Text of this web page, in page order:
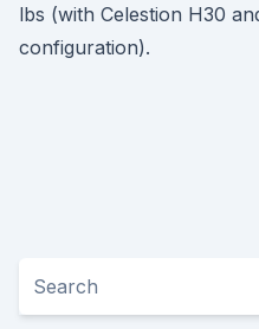
lbs (with Celestion H30
configuration).